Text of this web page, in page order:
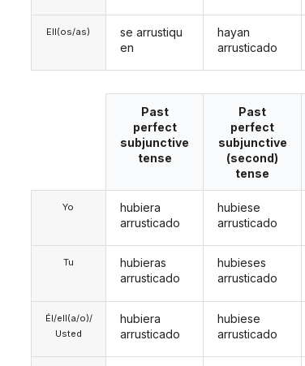
Ell(os/as)
se arrustiqu
en
hayan
arrusticado
Yo
Tu
Él/ell(a/o)/
Usted
Past
perfect
subjunctive
tense
hubiera
arrusticado
hubieras
arrusticado
hubiera
arrusticado
Past
perfect
subjunctive
(second)
tense
hubiese
arrusticado
hubieses
arrusticado
hubiese
arrusticado